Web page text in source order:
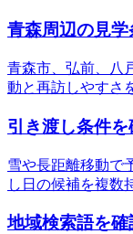
青森周辺の見学
青森市、弘前、八
動と再訪しやすさ
引き渡し条件を
雪や長距離移動で
し日の候補を複数
地域検索語を確